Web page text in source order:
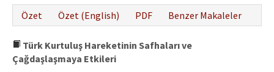
Özet
Özet (English) PDF Benzer Makaleler
Türk Kurtuluş Hareketinin Safhaları ve
Çağdaşlaşmaya Etkileri